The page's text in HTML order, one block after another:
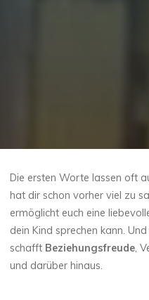
Die ersten Worte lassen oft
hat dir schon vorher viel zu
ermöglicht euch eine
dein Kind sprechen kann.
schafft Beziehungsfreude,
und darüber hinaus.